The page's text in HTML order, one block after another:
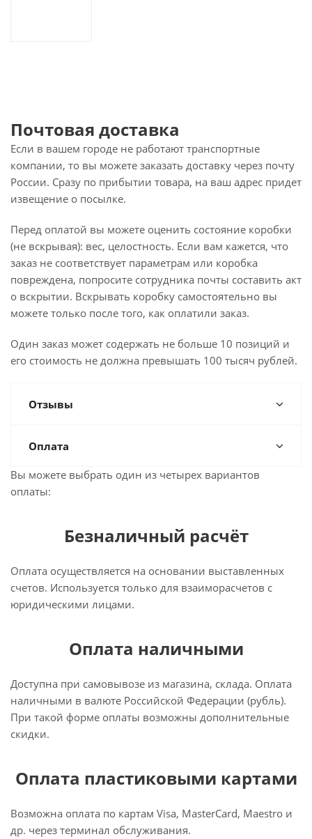
Почтовая доставка
Если в вашем городе не работают транспортные
компании, то вы можете заказать доставку через почту
России. Сразу по прибытии товара, на ваш адрес придет
извещение о посылке.
Перед оплатой вы можете оценить состояние коробки
(не вскрывая): вес, целостность. Если вам кажется, что
заказ не соответствует параметрам или коробка
повреждена, попросите сотрудника почты составить акт
о вскрытии. Вскрывать коробку самостоятельно вы
можете только после того, как оплатили заказ.
Один заказ может содержать не больше 10 позиций и
его стоимость не должна превышать 100 тысяч рублей.
Отзывы
Оплата
Вы можете выбрать один из четырех вариантов
оплаты:
Безналичный расчёт
Оплата осуществляется на основании выставленных
счетов. Используется только для взаиморасчетов с
юридическими лицами.
Оплата наличными
Доступна при самовывозе из магазина, склада. Оплата
наличными в валюте Российской Федерации (рубль).
При такой форме оплаты возможны дополнительные
скидки.
Оплата пластиковыми картами
Возможна оплата по картам Visa, MasterCard, Maestro и
др. через терминал обслуживания.